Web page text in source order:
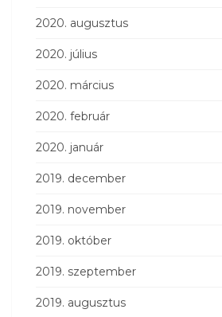
2020. augusztus
2020. július
2020. március
2020. február
2020. január
2019. december
2019. november
2019. október
2019. szeptember
2019. augusztus